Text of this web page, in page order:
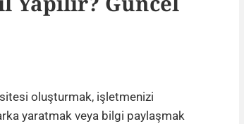
oluşturmak, işletmenizi
yaratmak veya bilgi paylaşmak